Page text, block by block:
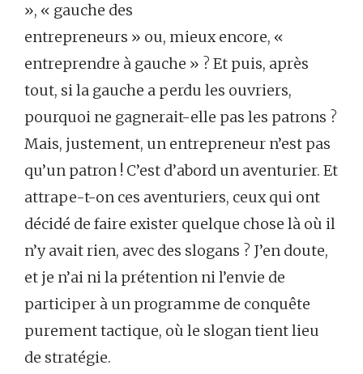
», « gauche des
entrepreneurs » ou, mieux encore, «
entreprendre à gauche » ? Et puis, après
tout, si la gauche a perdu les ouvriers,
pourquoi ne gagnerait-elle pas les patrons ?
Mais, justement, un entrepreneur n’est pas
qu’un patron ! C’est d’abord un aventurier. Et
attrape-t-on ces aventuriers, ceux qui ont
décidé de faire exister quelque chose là où il
n’y avait rien, avec des slogans ? J’en doute,
et je n’ai ni la prétention ni l’envie de
participer à un programme de conquête
purement tactique, où le slogan tient lieu
de stratégie.